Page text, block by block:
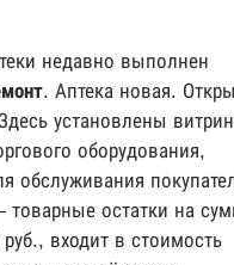
недавно выполнен
. Аптека новая.
установлены
оборудования,
обслуживания
остатки на
входит в стоимость